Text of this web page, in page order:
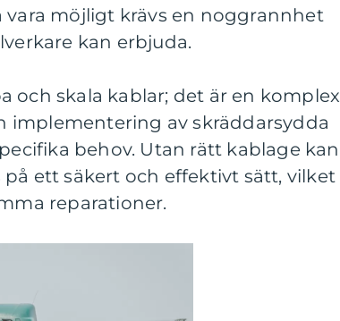
möjligt krävs en noggrannhet
kan erbjuda.
och skala kablar; det är en komplex
implementering av skräddarsydda
behov. Utan rätt kablage kan
ett säkert och effektivt sätt, vilket
reparationer.